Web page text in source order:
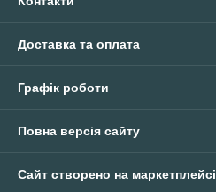
Доставка та оплата
Графік роботи
Повна версія сайту
Сайт створено на маркетплейсі